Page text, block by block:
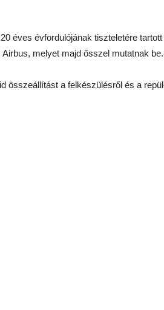
éves évfordulójának tiszteletére
melyet majd ősszel mutatnak be.
összeállítást a felkészülésről és a